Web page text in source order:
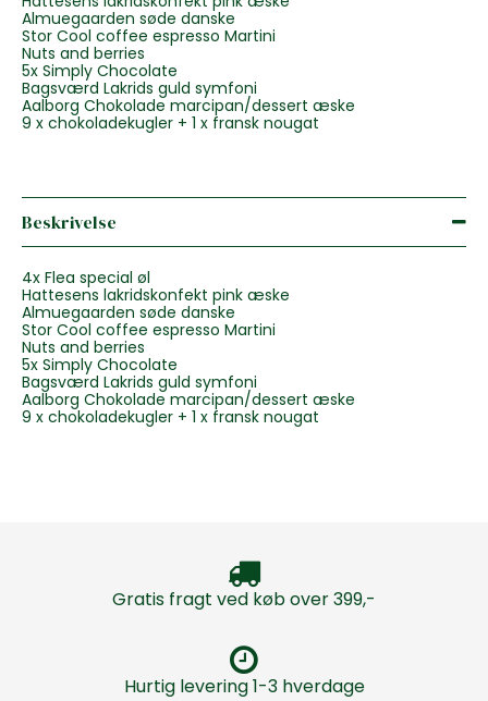
Almuegaarden søde danske
Stor Cool coffee espresso Martini
Nuts and berries
5x Simply Chocolate
Bagsværd Lakrids guld symfoni
Aalborg Chokolade marcipan/dessert æske
9 x chokoladekugler + 1 x fransk nougat
Beskrivelse
4x Flea special øl
Hattesens lakridskonfekt pink æske
Almuegaarden søde danske
Stor Cool coffee espresso Martini
Nuts and berries
5x Simply Chocolate
Bagsværd Lakrids guld symfoni
Aalborg Chokolade marcipan/dessert æske
9 x chokoladekugler + 1 x fransk nougat
Gratis fragt ved køb over 399,-
Hurtig levering 1-3 hverdage